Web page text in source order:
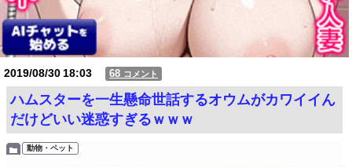
2019/08/3018:03 68 コメント
ハムスターを一生懸命世話するオウムがカワイイん
だけどいい迷惑すぎるｗｗｗ
動物・ペット